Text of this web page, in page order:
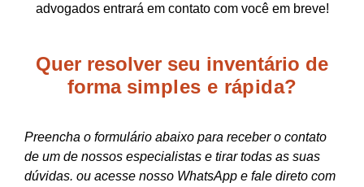
advogados entrará em contato com você em breve!
Quer resolver seu inventário de
forma simples e rápida?
Preencha o formulário abaixo para receber o contato
de um de nossos especialistas e tirar todas as suas
dúvidas. ou acesse nosso WhatsApp e fale direto com